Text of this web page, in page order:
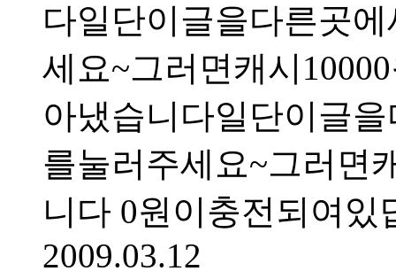
다일단이글을다른곳
세요~그러면캐시
아냈습니다일단이글
를눌러주세요~그러면
니다 0원이충전되여
2009.03.12